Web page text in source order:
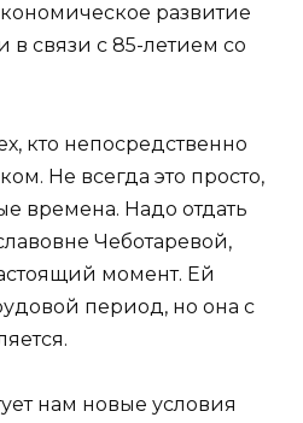
развитие
в связи с 85-летием со
кто непосредственно
Не всегда это просто,
времена. Надо отдать
Чеботаревой,
момент. Ей
период, но она с
нам новые условия